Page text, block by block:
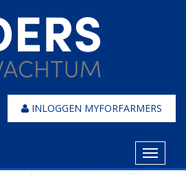
INLOGGEN MYFORFARMERS
Toggle